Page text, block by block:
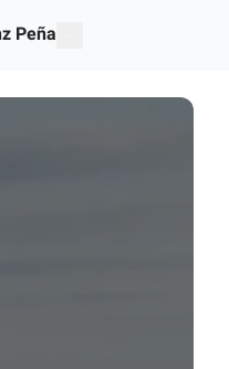
para "Documentos"
Peña